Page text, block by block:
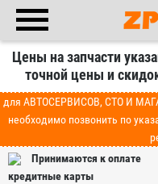
Цены на запчасти
точной цены и
для АВТОСЕРВИСОВ, СТО И
необходимо позвонить по
Принимаются к оплате
кредитные карты